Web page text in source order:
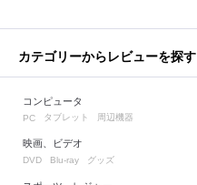
カテゴリーからレビューを探す
コンピュータ
PC タブレット 周辺機器
映画、ビデオ
DVD Blu-ray グッズ